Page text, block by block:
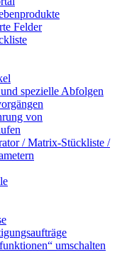
Felder
spezielle Abfolgen
von
/ Matrix-Stückliste /
umschalten